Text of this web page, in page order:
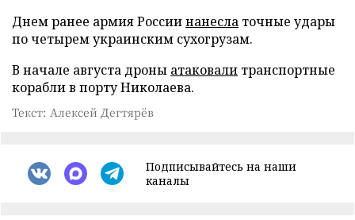
Днем ранее армия Россиинанесла точные удары
по четырем украинским сухогрузам.
В начале августа дроны атаковали транспортные
корабли в порту Николаева.
Текст: Алексей Дегтярёв
Подписывайтесь на наши
каналы